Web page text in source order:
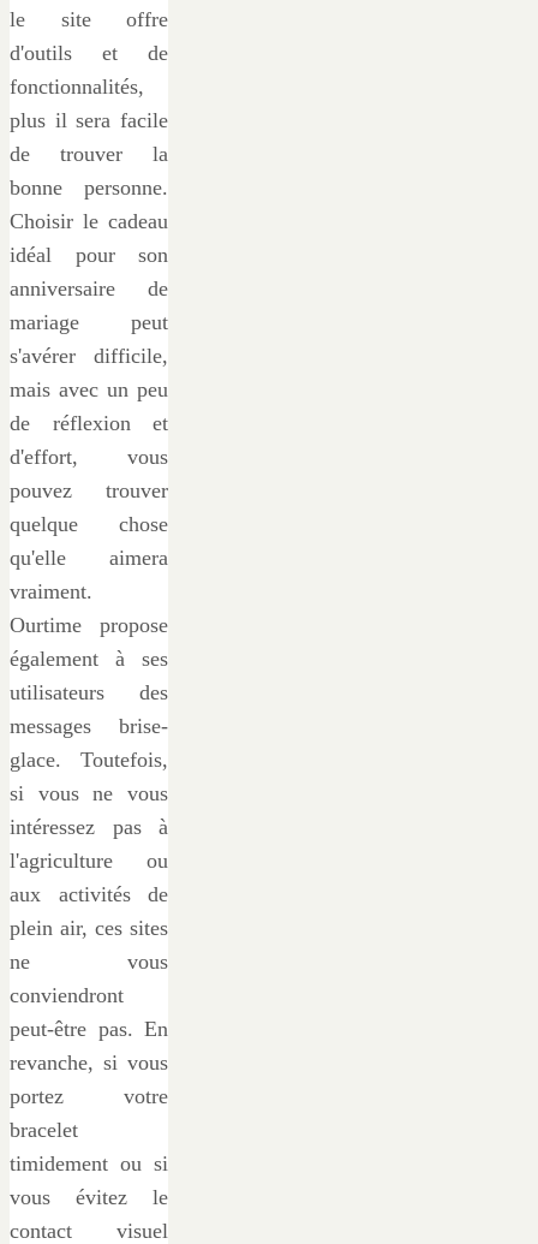
le site offre
d'outils et de
fonctionnalités,
plus il sera facile
de trouver la
bonne personne.
Choisir le cadeau
idéal pour son
anniversaire de
mariage peut
s'avérer difficile,
mais avec un peu
de réflexion et
d'effort, vous
pouvez trouver
quelque chose
qu'elle aimera
vraiment.
Ourtime propose
également à ses
utilisateurs des
messages brise-
glace. Toutefois,
si vous ne vous
intéressez pas à
l'agriculture ou
aux activités de
plein air, ces sites
ne vous
conviendront
peut-être pas. En
revanche, si vous
portez votre
bracelet
timidement ou si
vous évitez le
contact visuel